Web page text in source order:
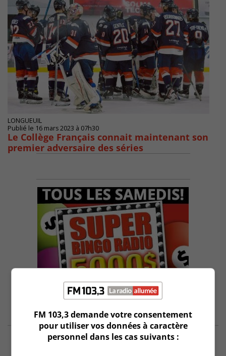
LONGUEUIL
Publié le 16 mars 2023 à 07h30
Le Collège Français connait maintenant son
premier adversaire des séries
FM 103,3 demande votre consentement
pour utiliser vos données à caractère
personnel dans les cas suivants :